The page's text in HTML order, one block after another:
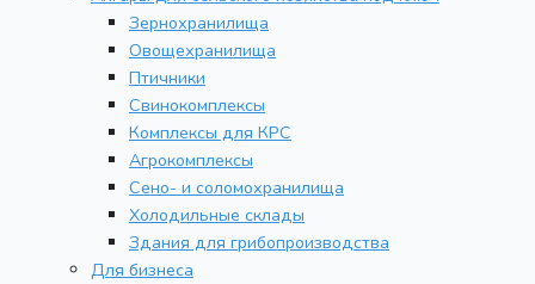
Зернохранилища
Овощехранилища
Птичники
Свинокомплексы
Комплексы для КРС
Агрокомплексы
Сено- и соломохранилища
Холодильные склады
Здания для грибопроизводства
Для бизнеса